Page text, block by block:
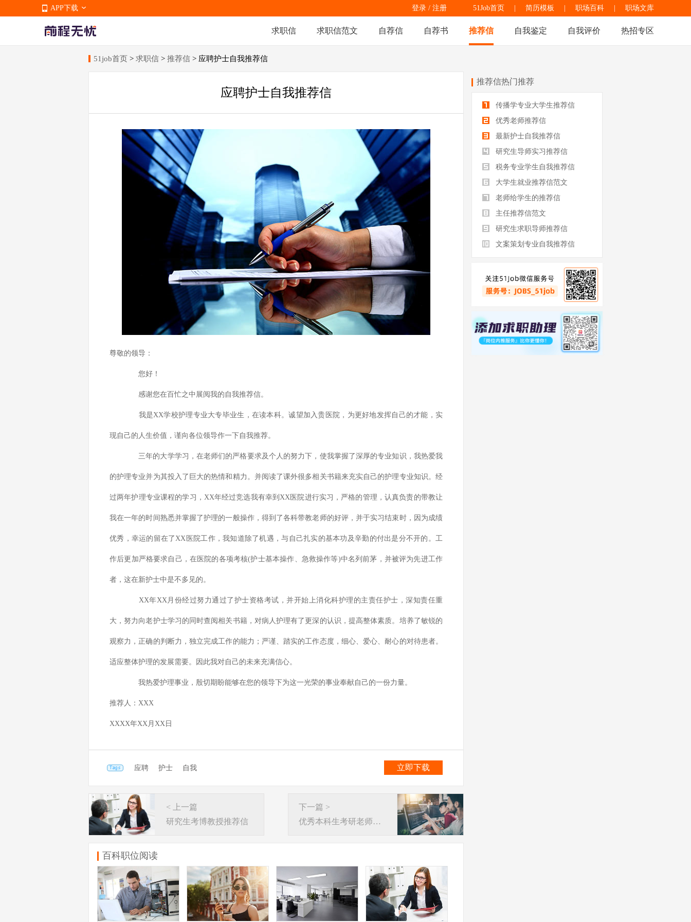
APP下载 51Job首页 简历模板 职场百科 职场文库
登录 / 注册
求职信 求职信范文 自荐信 自荐书 推荐信 自我鉴定 自我评价 热招专区
51job首页 > 求职信 > 推荐信 > 应聘护士自我推荐信
应聘护士自我推荐信
尊敬的领导：
您好！
感谢您在百忙之中展阅我的自我推荐信。
我是XX学校护理专业大专毕业生，在读本科。诚望加入贵医院，为更好地发挥自己的才能，实
现自己的人生价值，谨向各位领导作一下自我推荐。
三年的大学学习，在老师们的严格要求及个人的努力下，使我掌握了深厚的专业知识，我热爱我
的护理专业并为其投入了巨大的热情和精力。并阅读了课外很多相关书籍来充实自己的护理专业知识。经
过两年护理专业课程的学习，XX年经过竞选我有幸到XX医院进行实习，严格的管理，认真负责的带教让
我在一年的时间熟悉并掌握了护理的一般操作，得到了各科带教老师的好评，并于实习结束时，因为成绩
优秀，幸运的留在了XX医院工作，我知道除了机遇，与自己扎实的基本功及辛勤的付出是分不开的。工
作后更加严格要求自己，在医院的各项考核(护士基本操作、急救操作等)中名列前茅，并被评为先进工作
者，这在新护士中是不多见的。
XX年XX月份经过努力通过了护士资格考试，并开始上消化科护理的主责任护士，深知责任重
大，努力向老护士学习的同时查阅相关书籍，对病人护理有了更深的认识，提高整体素质。培养了敏锐的
观察力，正确的判断力，独立完成工作的能力；严谨、踏实的工作态度，细心、爱心、耐心的对待患者。
适应整体护理的发展需要。因此我对自己的未来充满信心。
我热爱护理事业，殷切期盼能够在您的领导下为这一光荣的事业奉献自己的一份力量。
推荐人：XXX
XXXX年XX月XX日
应聘 护士 自我 立即下载
< 上一篇
研究生考博教授推荐信
下一篇 >
优秀本科生考研老师推荐信
百科职位阅读
推荐信热门推荐
传播学专业大学生推荐信
优秀老师推荐信
最新护士自我推荐信
研究生导师实习推荐信
税务专业学生自我推荐信
大学生就业推荐信范文
老师给学生的推荐信
主任推荐信范文
研究生求职导师推荐信
文案策划专业自我推荐信